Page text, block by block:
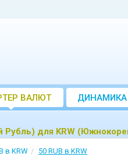
ВАЛЮТ ДИНАМИКА
Рубль) для KRW
в KRW 50 RUB в KRW